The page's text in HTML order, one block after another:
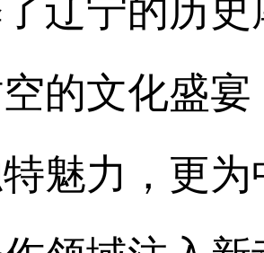
辽宁的历
的文化盛
魅力，更